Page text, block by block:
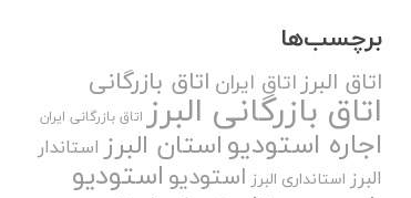
برچسب‌ها
اتاق البرزاتاق ایران اتاق بازرگانی
اتاق بازرگانی البرز اتاق بازرگانی ایران
اجاره استودیواستان البرز استاندار
البرز استانداری البرز استودیواستودیو